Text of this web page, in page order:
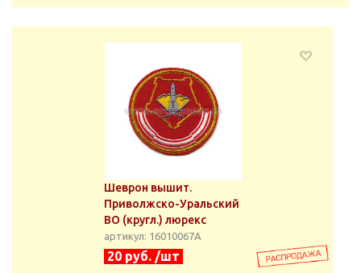
Шеврон вышит.
Приволжско-Уральский
ВО (кругл.) люрекс
артикул: 16010067А
20 руб. /шт